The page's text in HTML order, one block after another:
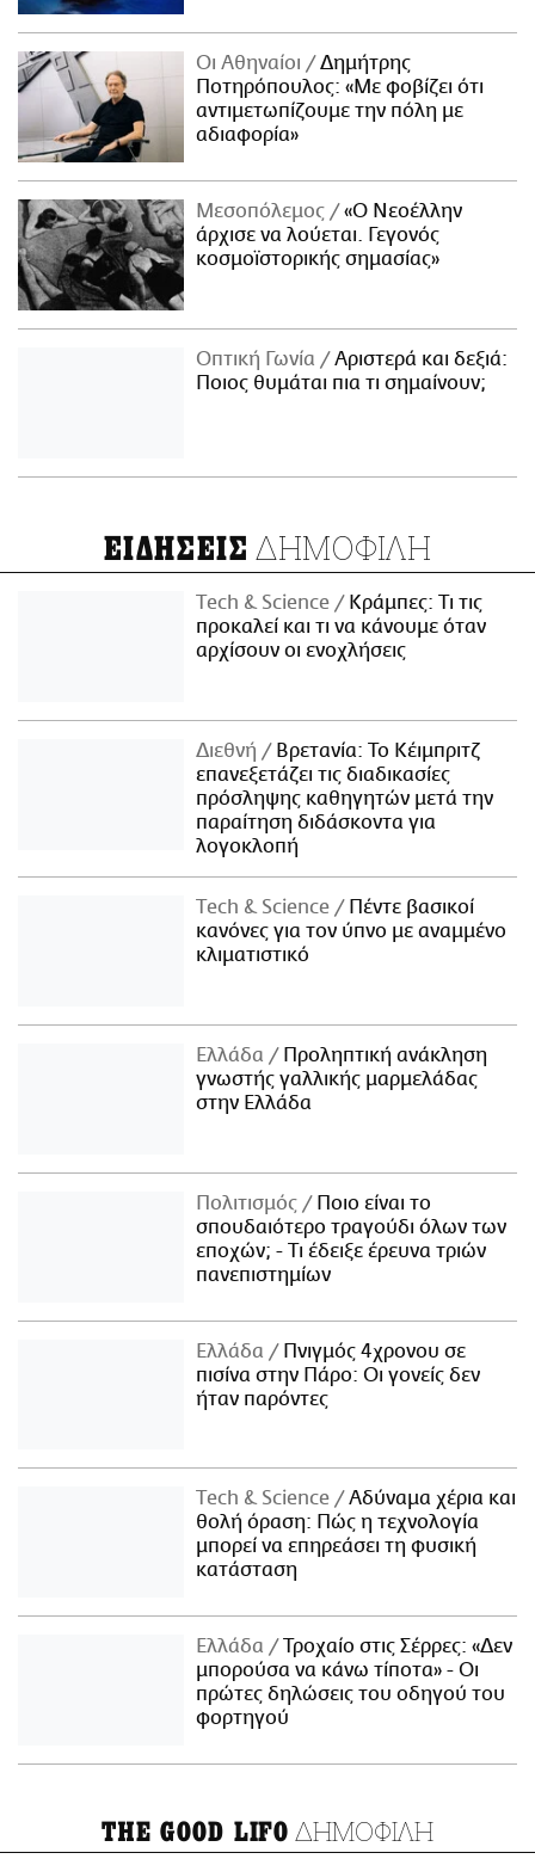
Οι Αθηναίοι
Δημήτρης
Ποτηρόπουλος: «Με φοβίζει ότι
αντιμετωπίζουμε την πόλη με
αδιαφορία»
Μεσοπόλεμος
«Ο Νεοέλλην
άρχισε να λούεται. Γεγονός
κοσμοϊστορικής σημασίας»
Οπτική Γωνία
Αριστερά και δεξιά:
Ποιος θυμάται πια τι σημαίνουν;
ΕΙΔΗΣΕΙΣ ΔΗΜΟΦΙΛΗ
Τech & Science
Κράμπες: Τι τις
προκαλεί και τι να κάνουμε όταν
αρχίσουν οι ενοχλήσεις
Διεθνή
Βρετανία: Το Κέιμπριτζ
επανεξετάζει τις διαδικασίες
πρόσληψης καθηγητών μετά την
παραίτηση διδάσκοντα για
λογοκλοπή
Τech & Science
Πέντε βασικοί
κανόνες για τον ύπνο με αναμμένο
κλιματιστικό
Ελλάδα
Προληπτική ανάκληση
γνωστής γαλλικής μαρμελάδας
στην Ελλάδα
Πολιτισμός
Ποιο είναι το
σπουδαιότερο τραγούδι όλων των
εποχών; - Τι έδειξε έρευνα τριών
πανεπιστημίων
Ελλάδα
Πνιγμός 4χρονου σε
πισίνα στην Πάρο: Οι γονείς δεν
ήταν παρόντες
Τech & Science
Αδύναμα χέρια και
θολή όραση: Πώς η τεχνολογία
μπορεί να επηρεάσει τη φυσική
κατάσταση
Ελλάδα
Τροχαίο στις Σέρρες: «Δεν
μπορούσα να κάνω τίποτα» - Οι
πρώτες δηλώσεις του οδηγού του
φορτηγού
THE GOOD LIFO ΔΗΜΟΦΙΛΗ